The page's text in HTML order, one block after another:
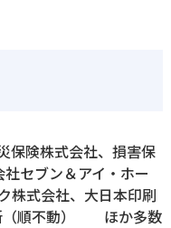
保険株式会社、損害保
セブン＆アイ・ホー
株式会社、大日本印刷
所（順不動） ほか多数